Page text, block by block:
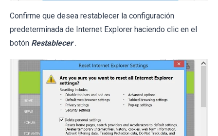
Confirme que desea restablecer la configuración
predeterminada de Internet Explorer haciendo clic en el
botón Restablecer .